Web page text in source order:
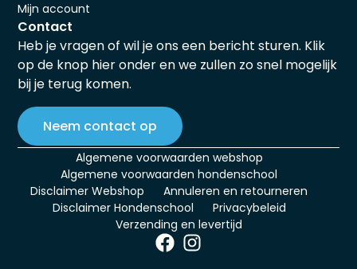
Mijn account
Contact
Heb je vragen of wil je ons een bericht sturen. Klik
op de knop hier onder en we zullen zo snel mogelijk
bij je terug komen.
Neem contact op
Algemene voorwaarden webshop
Algemene voorwaarden hondenschool
Disclaimer Webshop
Annuleren en retourneren
Disclaimer Hondenschool
Privacybeleid
Verzending en levertijd